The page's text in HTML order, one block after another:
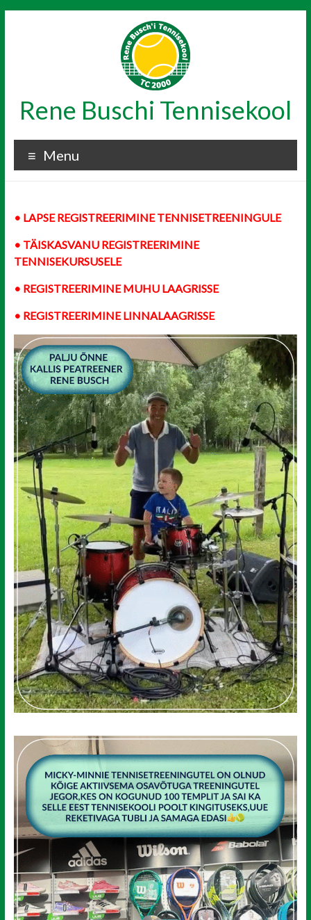
Rene Buschi Tennisekool
Menu
• LAPSE REGISTREERIMINE TENNISETREENINGULE
• TÄISKASVANU REGISTREERIMINE
TENNISEKURSUSELE
• REGISTREERIMINE MUHU LAAGRISSE
• REGISTREERIMINE LINNALAAGRISSE